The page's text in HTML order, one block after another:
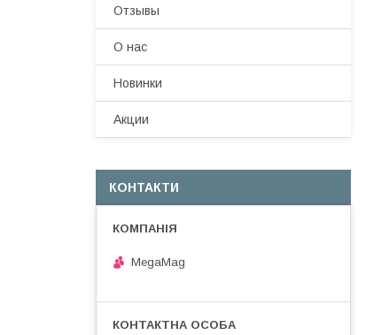
Отзывы
О нас
Новинки
Акции
КОНТАКТИ
MegaMag